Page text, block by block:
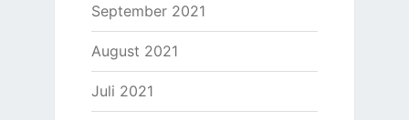
September 2021
August 2021
Juli 2021